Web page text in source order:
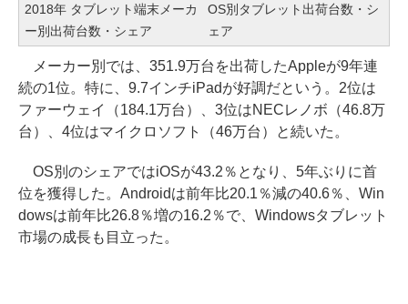
2018年 タブレット端末メーカ
ー別出荷台数・シェア
OS別タブレット出荷台数・シ
ェア
メーカー別では、351.9万台を出荷したAppleが9年連
続の1位。特に、9.7インチiPadが好調だという。2位は
ファーウェイ（184.1万台）、3位はNECレノボ（46.8万
台）、4位はマイクロソフト（46万台）と続いた。
OS別のシェアではiOSが43.2％となり、5年ぶりに首
位を獲得した。Androidは前年比20.1％減の40.6％、Win
dowsは前年比26.8％増の16.2％で、Windowsタブレット
市場の成長も目立った。